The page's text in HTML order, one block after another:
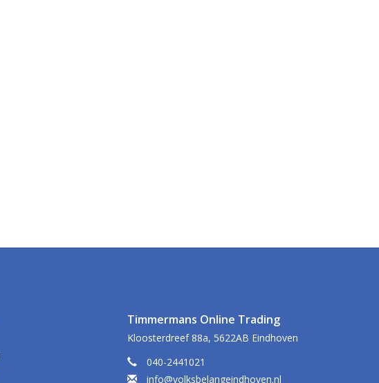
Timmermans Online Trading
Kloosterdreef 88a, 5622AB Eindhoven
040-2441021
info@volksbelangeindhoven.nl